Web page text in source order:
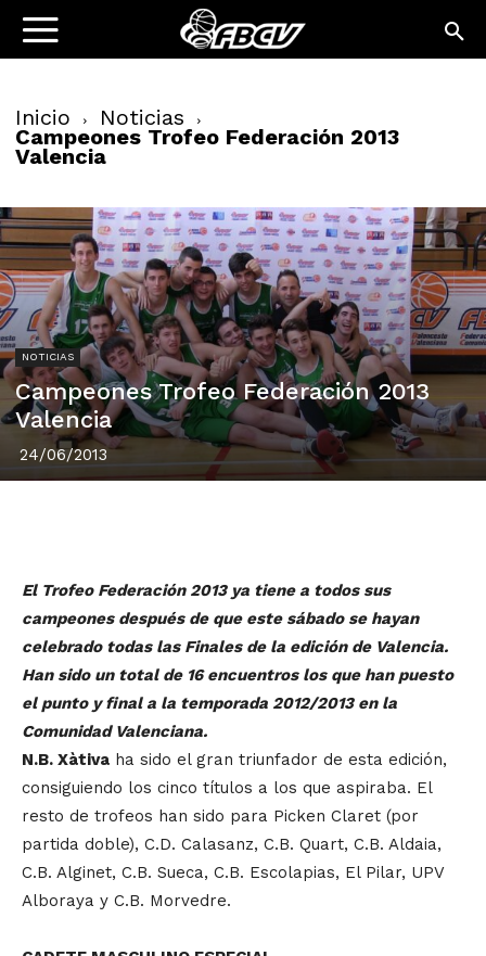
Inicio Noticias
Campeones Trofeo Federación 2013
Valencia
NOTICIAS
Campeones Trofeo Federación 2013
Valencia
24/06/2013
El Trofeo Federación 2013 ya tiene a todos sus
campeones después de que este sábado se hayan
celebrado todas las Finales de la edición de Valencia.
Han sido un total de 16 encuentros los que han puesto
el punto y final a la temporada 2012/2013 en la
Comunidad Valenciana.
N.B. Xàtiva ha sido el gran triunfador de esta edición,
consiguiendo los cinco títulos a los que aspiraba. El
resto de trofeos han sido para Picken Claret (por
partida doble), C.D. Calasanz, C.B. Quart, C.B. Aldaia,
C.B. Alginet, C.B. Sueca, C.B. Escolapias, El Pilar, UPV
Alboraya y C.B. Morvedre.